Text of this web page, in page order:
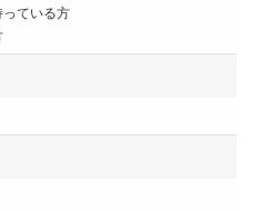
っている方